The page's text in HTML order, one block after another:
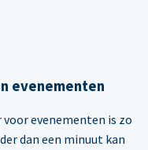
evenementen
evenementen is zo
dan een minuut kan